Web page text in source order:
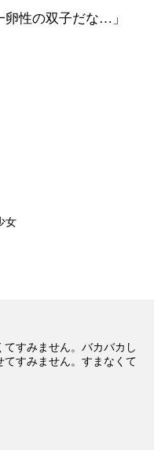
卵性の双子だな…」
女
すみません。バカバカし
てすみません。すまなくて